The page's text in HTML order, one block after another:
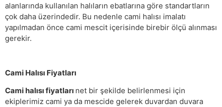
alanlarında kullanılan halıların ebatlarına göre standartların
çok daha üzerindedir. Bu nedenle cami halısı imalatı
yapılmadan önce cami mescit içerisinde birebir ölçü alınması
gerekir.
Cami Halısı Fiyatları
Cami halısı fiyatları net bir şekilde belirlenmesi için
ekiplerimiz cami ya da mescide gelerek duvardan duvara